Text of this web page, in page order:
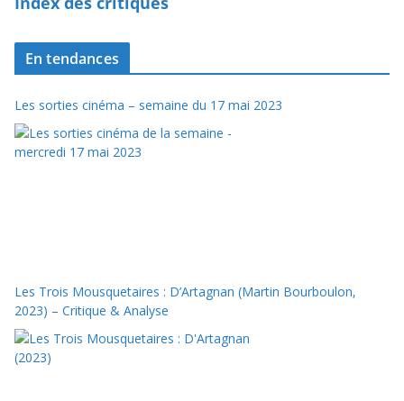
En tendances
Les sorties cinéma – semaine du 17 mai 2023
Les Trois Mousquetaires : D’Artagnan (Martin Bourboulon,
2023) – Critique & Analyse